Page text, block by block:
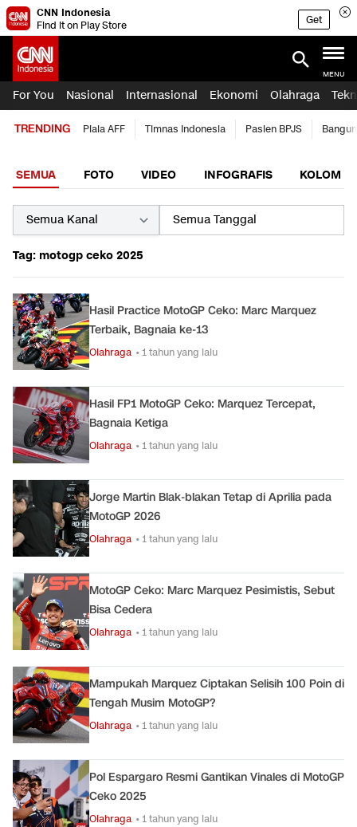
CNN Indonesia
Find it on Play Store
Get
MENU
For You Nasional Internasional Ekonomi Olahraga
TRENDING Piala AFF Timnas Indonesia Pasien BPJS
SEMUA FOTO VIDEO INFOGRAFIS KOLOM
Tag: motogp ceko 2025
Hasil Practice MotoGP Ceko: Marc Marquez
Terbaik, Bagnaia ke-13
Olahraga • 1 tahun yang lalu
Hasil FP1 MotoGP Ceko: Marquez Tercepat,
Bagnaia Ketiga
Olahraga • 1 tahun yang lalu
Jorge Martin Blak-blakan Tetap di Aprilia pada
MotoGP 2026
Olahraga • 1 tahun yang lalu
MotoGP Ceko: Marc Marquez Pesimistis, Sebut
Bisa Cedera
Olahraga • 1 tahun yang lalu
Mampukah Marquez Ciptakan Selisih 100 Poin di
Tengah Musim MotoGP?
Olahraga • 1 tahun yang lalu
Pol Espargaro Resmi Gantikan Vinales di MotoGP
Ceko 2025
Olahraga • 1 tahun yang lalu